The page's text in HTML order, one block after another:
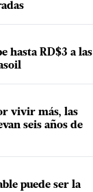
hasta RD$3 a las
vivir más, las
seis años de
puede ser la